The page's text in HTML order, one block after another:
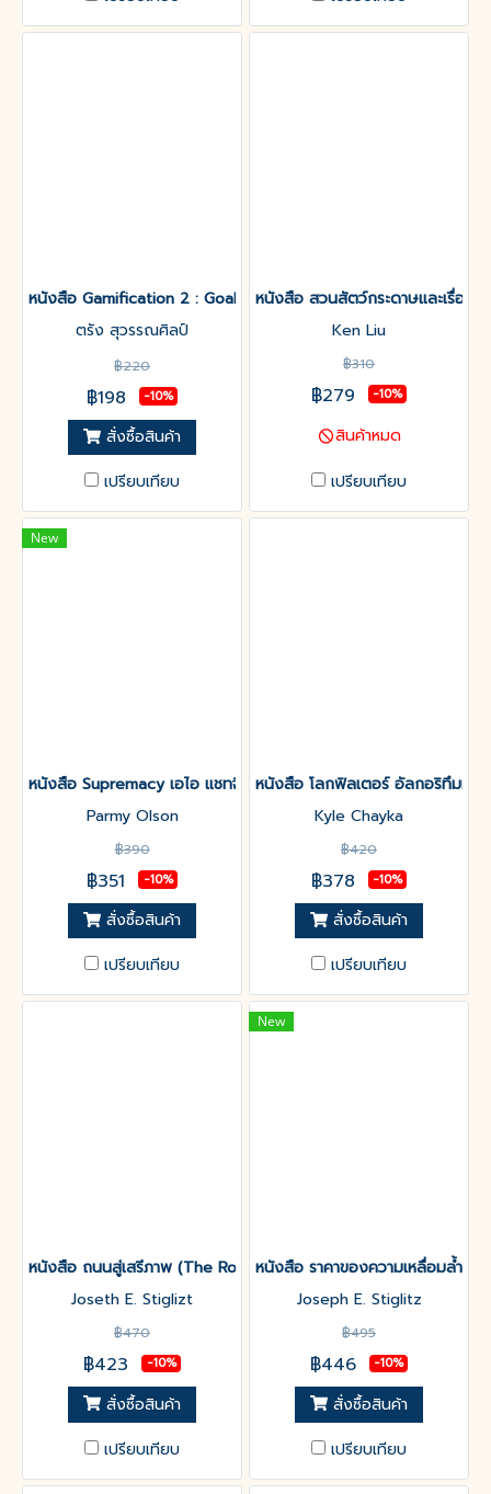
หนังสือ Gamification 2 : Goal-Gap-Gamify จูงใจคนด้วยกลไกเกม 2
ตรัง สุวรรณศิลป์
฿220
฿198 -10%
สั่งซื้อสินค้า
เปรียบเทียบ
หนังสือ สวนสัตว์กระดาษและเรื่องสั้
Ken Liu
฿310
฿279 -10%
สินค้าหมด
เปรียบเทียบ
New
หนังสือ Supremacy เอไอ แชทจีพีที และการขับเคี่ยวที่จะเปลี่ยนแปลงโ
Parmy Olson
฿390
฿351 -10%
สั่งซื้อสินค้า
เปรียบเทียบ
หนังสือ โลกฟิลเตอร์ อัลกอริทึมทำ
Kyle Chayka
฿420
฿378 -10%
สั่งซื้อสินค้า
เปรียบเทียบ
หนังสือ ถนนสู่เสรีภาพ (The Road to Freedom)
Joseth E. Stiglizt
฿470
฿423 -10%
สั่งซื้อสินค้า
เปรียบเทียบ
New
หนังสือ ราคาของความเหลื่อมล้ำ
Joseph E. Stiglitz
฿495
฿446 -10%
สั่งซื้อสินค้า
เปรียบเทียบ